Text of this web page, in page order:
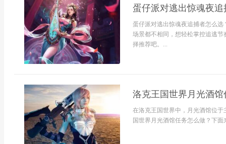
蛋仔派对逃出惊魂夜
蛋仔派对逃出惊魂夜追捕者怎么
场景都不相同，想轻松掌控追逃
择推荐吧。...
洛克王国世界月光酒
在洛克王国世界中，月光酒馆位
国世界月光酒馆任务怎么做？下